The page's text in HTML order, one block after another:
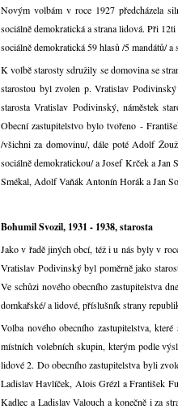
Novým volbám v roce 1927 předcházela
sociálně demokratická a strana lidová. Při
sociálně demokratická 59 hlasů /5 mandátů/
K volbě starosty sdružily se domovina se
starostou byl zvolen p. Vratislav
starosta Vratislav Podivinský, náměstek
Obecní zastupitelstvo bylo tvořeno -
/všichni za domovinu/, dále poté Adolf
sociálně demokratickou/ a Josef Krček a Jan
Smékal, Adolf Vaňák Antonín Horák a Jan
Bohumil Svozil, 1931 - 1938, starosta
Jako v řadě jiných obcí, též i u nás byly v
Vratislav Podivinský byl poměrně jako
Ve schůzi nového obecního zastupitelstva
domkařské/ a lidové, příslušník strany
Volba nového obecního zastupitelstva,
místních volebních skupin, kterým podle
lidové 2. Do obecního zastupitelstva byli
Ladislav Havlíček, Alois Grézl a František
Kadlec a Ladislav Valouch a konečně i za